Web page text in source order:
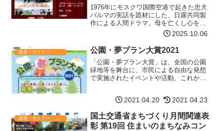
語」』
1976年にモスクワ国際空港で起きた忠犬
パルマの実話を題材にした、日露共同製
作による人間ドラマ。母を亡くし心を閉
ざした少年コーリャは、空港に置き去り
にされ飼い主を待ち続けるパルマの寂し
気な様子を目にし、パルマを飼い主の元
へ返そうと行動を起こ…【詳細はコチ
ラ】
2025.10.06
講座・セミナー・表彰 公園・夢プラン大賞2021
「公園・夢プラン大賞」は、全国の公園
緑地等を舞台に、市民による自由な発想
で実施されたイベントや活動、これから
く使いこなす人々をさらに増やしてゆく
チラ】
2021.04.20 2021.04.23
国土交通省まちづくり月間関連表
彰 第19回 住まいのまちなみコン